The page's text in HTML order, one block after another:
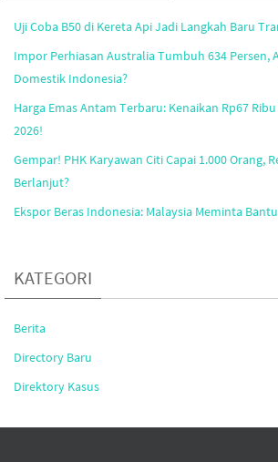
Uji Coba B50 di Kereta Api Jadi Langkah Baru
Impor Perhiasan Australia Tumbuh 634 Persen,
Domestik Indonesia?
Harga Emas Antam Terbaru: Kenaikan Rp67
2026!
Gempar! PHK Karyawan Citi Capai 1.000 Orang,
Berlanjut?
Ekspor Beras Indonesia: Malaysia Meminta
KATEGORI
Berita
Directory Baru
Direktory Kasus